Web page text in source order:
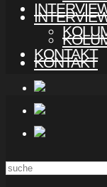
KONTAKT
KONTAKT